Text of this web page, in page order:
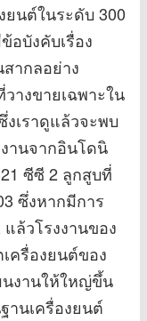
ยนต์ในระดับ 300
อบังคับเรื่อง
ากลอย่าง
วางขายเฉพาะใน
งเราดูแล้วจะพบ
านจากอินโดนิ
ซีซี 2 ลูกสูบที่
ซึ่งหากมีการ
ล้วโรงงานของ
ครื่องยนต์ของ
นงานให้ใหญ่ขึ้น
านเครื่องยนต์